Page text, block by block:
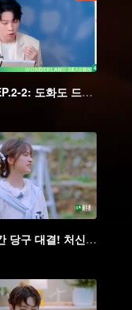
추가 방송 EP.2-2: 도화도 드디어 미쳤다! 왕성월와 주민의 자유로운 댄스
EP.4-1: 이간 당구 대결! 처신하기가 쉽지 않네